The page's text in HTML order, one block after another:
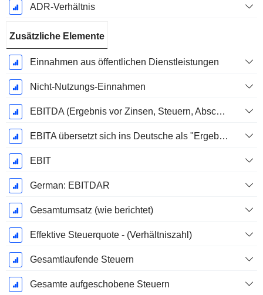
ADR-Verhältnis
Zusätzliche Elemente
Einnahmen aus öffentlichen Dienstleistungen
Nicht-Nutzungs-Einnahmen
EBITDA (Ergebnis vor Zinsen, Steuern, Abschreibungen auf immaterielle Vermögenswerte und Sachanlagen)
EBITA übersetzt sich ins Deutsche als "Ergebnis vor Zinsen, Steuern und Abschreibungen".
EBIT
German: EBITDAR
Gesamtumsatz (wie berichtet)
Effektive Steuerquote - (Verhältniszahl)
Gesamtlaufende Steuern
Gesamte aufgeschobene Steuern